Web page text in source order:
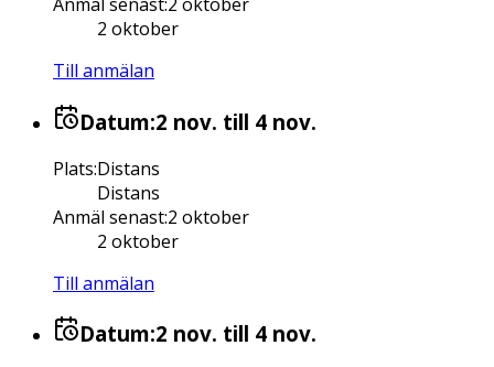
2 oktober
Till anmälan
Datum:2 nov. till 4 nov.
Plats:Distans
Distans
Anmäl senast:2 oktober
2 oktober
Till anmälan
Datum:2 nov. till 4 nov.